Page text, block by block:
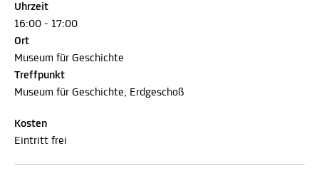
Uhrzeit
16:00 - 17:00
Ort
Museum für Geschichte
Treffpunkt
Museum für Geschichte, Erdgeschoß
Kosten
Eintritt frei